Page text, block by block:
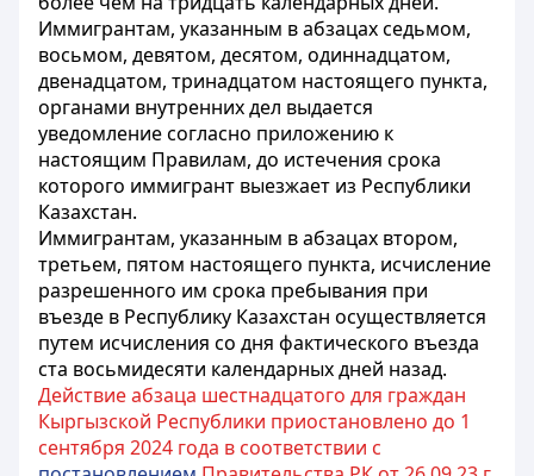
Иммигрантам, указанным в абзацах седьмом,
восьмом, девятом, десятом, одиннадцатом,
двенадцатом, тринадцатом настоящего пункта,
органами внутренних дел выдается
уведомление согласно приложению к
настоящим Правилам, до истечения срока
которого иммигрант выезжает из Республики
Казахстан.
Иммигрантам, указанным в абзацах втором,
третьем, пятом настоящего пункта, исчисление
разрешенного им срока пребывания при
въезде в Республику Казахстан осуществляется
путем исчисления со дня фактического въезда
ста восьмидесяти календарных дней назад.
Действие абзаца шестнадцатого для граждан
Кыргызской Республики приостановлено до 1
сентября 2024 года в соответствии с